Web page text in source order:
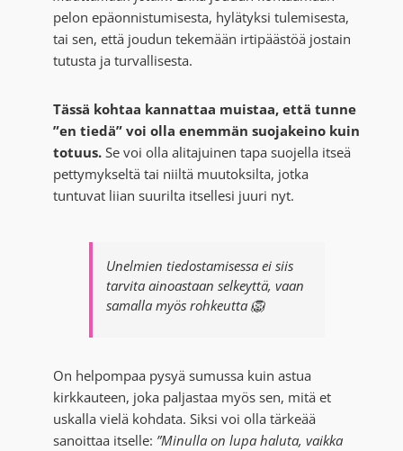
pelon epäonnistumisesta, hylätyksi tulemisesta,
tai sen, että joudun tekemään irtipäästöä jostain
tutusta ja turvallisesta.
Tässä kohtaa kannattaa muistaa, että tunne
”en tiedä” voi olla enemmän suojakeino kuin
totuus. Se voi olla alitajuinen tapa suojella itseä
pettymykseltä tai niiltä muutoksilta, jotka
tuntuvat liian suurilta itsellesi juuri nyt.
Unelmien tiedostamisessa ei siis
tarvita ainoastaan selkeyttä, vaan
samalla myös rohkeutta 🦁
On helpompaa pysyä sumussa kuin astua
kirkkauteen, joka paljastaa myös sen, mitä et
uskalla vielä kohdata. Siksi voi olla tärkeää
sanoittaa itselle: ”Minulla on lupa haluta, vaikka